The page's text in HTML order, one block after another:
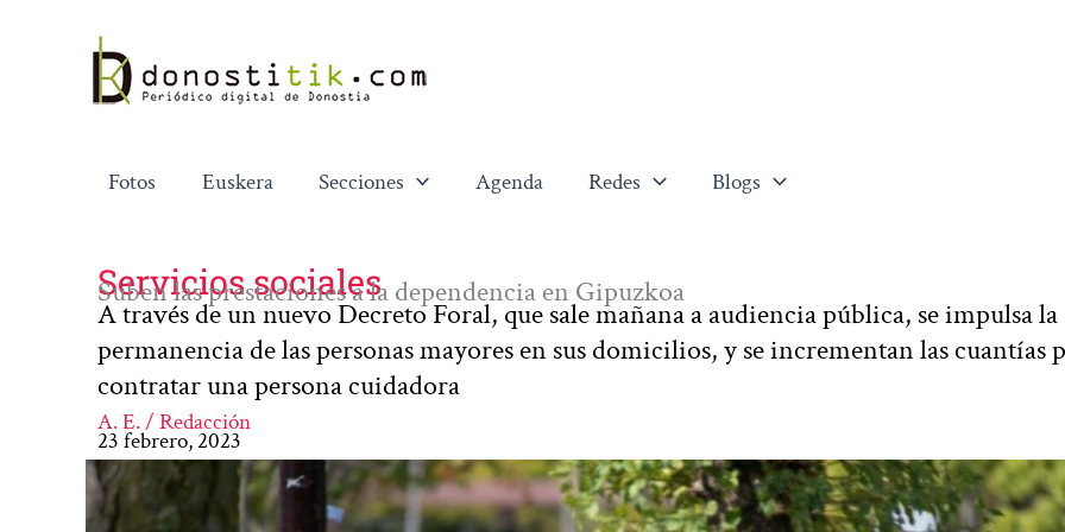
contenido
Fotos Euskera Secciones Agenda Redes Blogs
Servicios sociales
Suben las prestaciones a la dependencia en Gipuzkoa
A través de un nuevo Decreto Foral, que sale mañana a audiencia pública, se impulsa la
permanencia de las personas mayores en sus domicilios, y se incrementan las cuantías
contratar una persona cuidadora
A. E. / Redacción
23 febrero, 2023